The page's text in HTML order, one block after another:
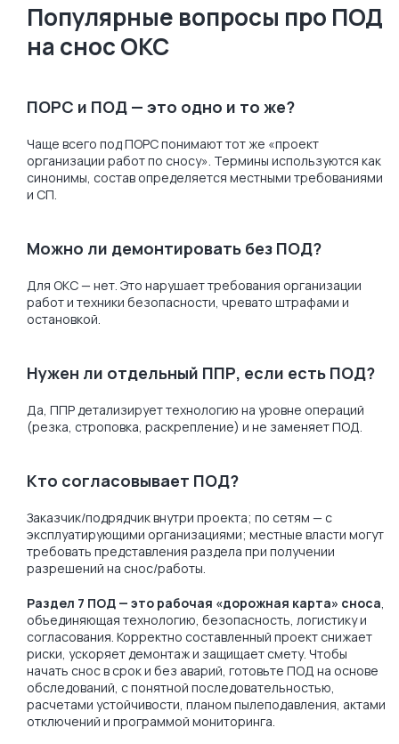
Популярные вопросы про ПОД
на снос ОКС
ПОРС и ПОД — это одно и то же?
Чаще всего под ПОРС понимают тот же «проект
организации работ по сносу». Термины используются как
синонимы, состав определяется местными требованиями
и СП.
Можно ли демонтировать без ПОД?
Для ОКС — нет. Это нарушает требования организации
работ и техники безопасности, чревато штрафами и
остановкой.
Нужен ли отдельный ППР, если есть ПОД?
Да, ППР детализирует технологию на уровне операций
(резка, строповка, раскрепление) и не заменяет ПОД.
Кто согласовывает ПОД?
Заказчик/подрядчик внутри проекта; по сетям — с
эксплуатирующими организациями; местные власти могут
требовать представления раздела при получении
разрешений на снос/работы.
Раздел 7 ПОД — это рабочая «дорожная карта» сноса,
объединяющая технологию, безопасность, логистику и
согласования. Корректно составленный проект снижает
риски, ускоряет демонтаж и защищает смету. Чтобы
начать снос в срок и без аварий, готовьте ПОД на основе
обследований, с понятной последовательностью,
расчетами устойчивости, планом пылеподавления, актами
отключений и программой мониторинга.